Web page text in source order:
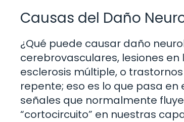
Causas del Daño
¿Qué puede causar daño
cerebrovasculares, lesiones
esclerosis múltiple, o
repente; eso es lo que pasa
señales que normalmente
“cortocircuito” en nuestras